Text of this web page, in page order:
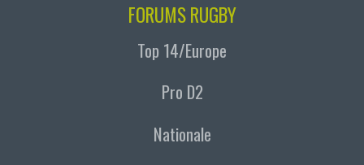
FORUMS RUGBY
Top 14/Europe
Pro D2
Nationale